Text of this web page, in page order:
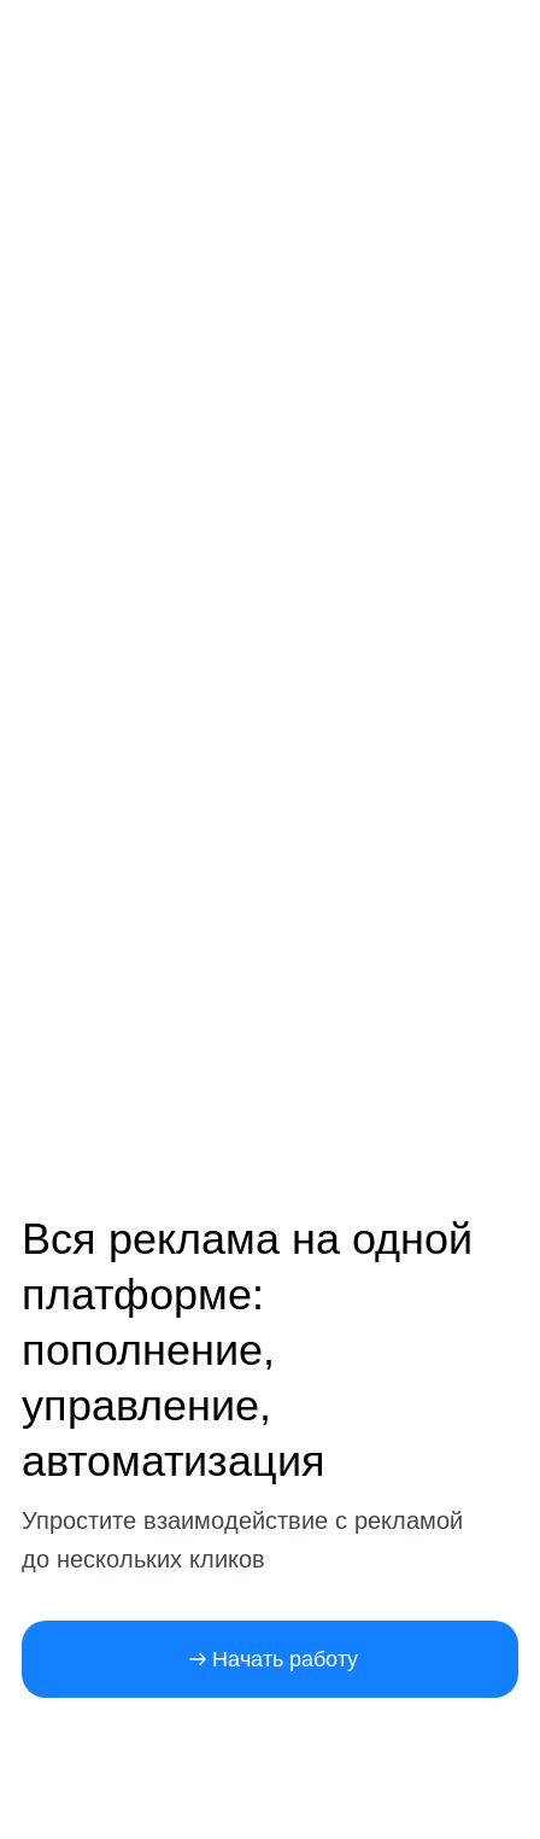
Вся реклама на одной
платформе:
пополнение,
управление,
автоматизация
Упростите взаимодействие с рекламой
до нескольких кликов
Начать работу